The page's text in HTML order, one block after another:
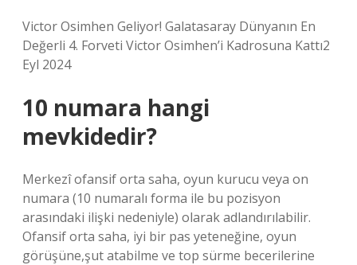
Victor Osimhen Geliyor! Galatasaray Dünyanın En
Değerli 4. Forveti Victor Osimhen’i Kadrosuna Kattı2
Eyl 2024
10 numara hangi
mevkidedir?
Merkezî ofansif orta saha, oyun kurucu veya on
numara (10 numaralı forma ile bu pozisyon
arasındaki ilişki nedeniyle) olarak adlandırılabilir.
Ofansif orta saha, iyi bir pas yeteneğine, oyun
görüşüne,şut atabilme ve top sürme becerilerine